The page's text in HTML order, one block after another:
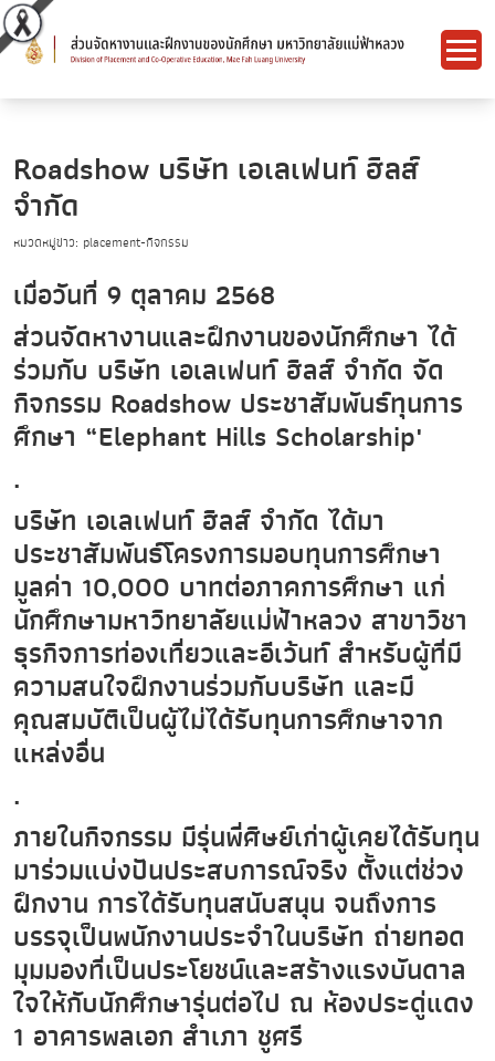
Roadshow บริษัท เอเลเฟนท์ ฮิลส์
จำกัด
หมวดหมู่ข่าว: placement-กิจกรรม
เมื่อวันที่ 9 ตุลาคม 2568
ส่วนจัดหางานและฝึกงานของนักศึกษา ได้
ร่วมกับ บริษัท เอเลเฟนท์ ฮิลส์ จำกัด จัด
กิจกรรม Roadshow ประชาสัมพันธ์ทุนการ
ศึกษา “Elephant Hills Scholarship"
.
บริษัท เอเลเฟนท์ ฮิลส์ จำกัด ได้มา
ประชาสัมพันธ์โครงการมอบทุนการศึกษา
มูลค่า 10,000 บาทต่อภาคการศึกษา แก่
นักศึกษามหาวิทยาลัยแม่ฟ้าหลวง สาขาวิชา
ธุรกิจการท่องเที่ยวและอีเว้นท์ สำหรับผู้ที่มี
ความสนใจฝึกงานร่วมกับบริษัท และมี
คุณสมบัติเป็นผู้ไม่ได้รับทุนการศึกษาจาก
แหล่งอื่น
.
ภายในกิจกรรม มีรุ่นพี่ศิษย์เก่าผู้เคยได้รับทุน
มาร่วมแบ่งปันประสบการณ์จริง ตั้งแต่ช่วง
ฝึกงาน การได้รับทุนสนับสนุน จนถึงการ
บรรจุเป็นพนักงานประจำในบริษัท ถ่ายทอด
มุมมองที่เป็นประโยชน์และสร้างแรงบันดาล
ใจให้กับนักศึกษารุ่นต่อไป ณ ห้องประดู่แดง
1 อาคารพลเอก สำเภา ชูศรี